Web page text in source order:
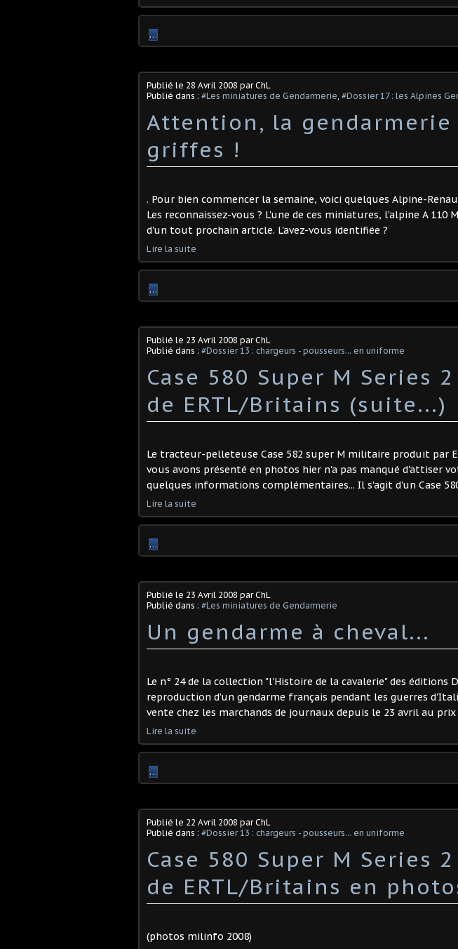
…
Publié le 28 Avril 2008 par ChL
Publié dans : #Les miniatures de Gendarmerie, #Dossier 17 : les Alpines
Attention, la gendarmerie
griffes !
. Pour bien commencer la semaine, voici quelques Alpine-
Les reconnaissez-vous ? L'une de ces miniatures, l'alpine A 110
d'un tout prochain article. L'avez-vous identifiée ?
Lire la suite
…
Publié le 23 Avril 2008 par ChL
Publié dans : #Dossier 13 : chargeurs - pousseurs... en uniforme
Case 580 Super M Series
de ERTL/Britains (suite...)
Le tracteur-pelleteuse Case 582 super M militaire produit par
vous avons présenté en photos hier n'a pas manqué d'attiser
quelques informations complémentaires... Il s'agit d'un Case
Lire la suite
…
Publié le 23 Avril 2008 par ChL
Publié dans : #Les miniatures de Gendarmerie
Un gendarme à cheval...
Le n° 24 de la collection "l'Histoire de la cavalerie" des éditions
reproduction d'un gendarme français pendant les guerres
vente chez les marchands de journaux depuis le 23 avril au prix
Lire la suite
…
Publié le 22 Avril 2008 par ChL
Publié dans : #Dossier 13 : chargeurs - pousseurs... en uniforme
Case 580 Super M Series
de ERTL/Britains en
(photos milinfo 2008)